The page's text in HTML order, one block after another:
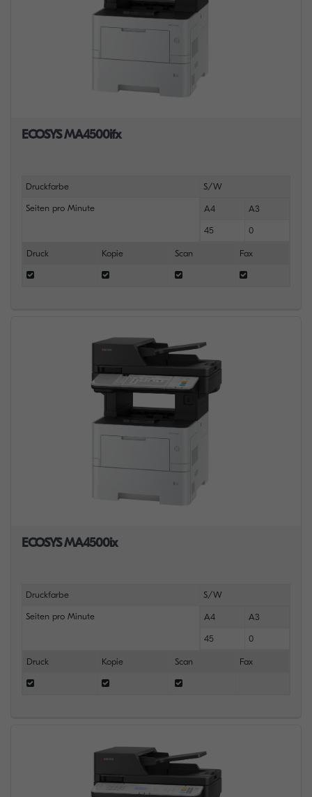
ECOSYS MA4500ifx
Druckfarbe S/W
Seiten pro Minute A4 A3
45 0
Druck Kopie Scan Fax
ECOSYS MA4500ix
Druckfarbe S/W
Seiten pro Minute A4 A3
45 0
Druck Kopie Scan Fax